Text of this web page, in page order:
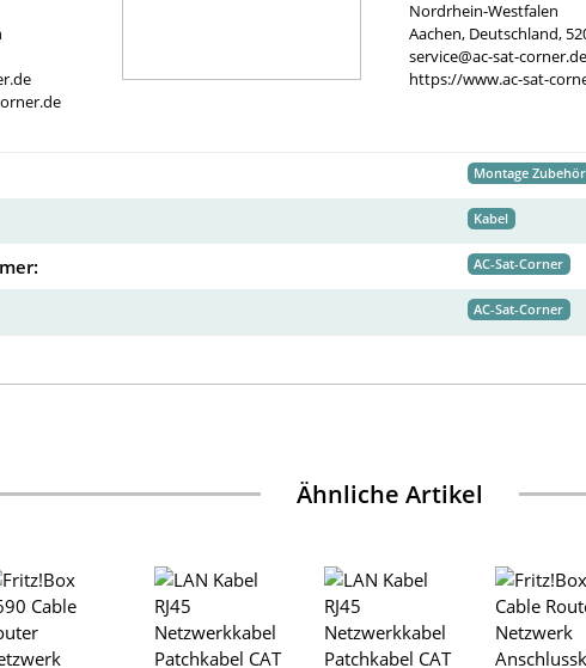
Nordrhein-Westfalen
Aachen, Deutschland,
service@ac-sat-corner.de
https://www.ac-sat-
Montage Zubehör
Kabel
AC-Sat-Corner
AC-Sat-Corner
Ähnliche Artikel